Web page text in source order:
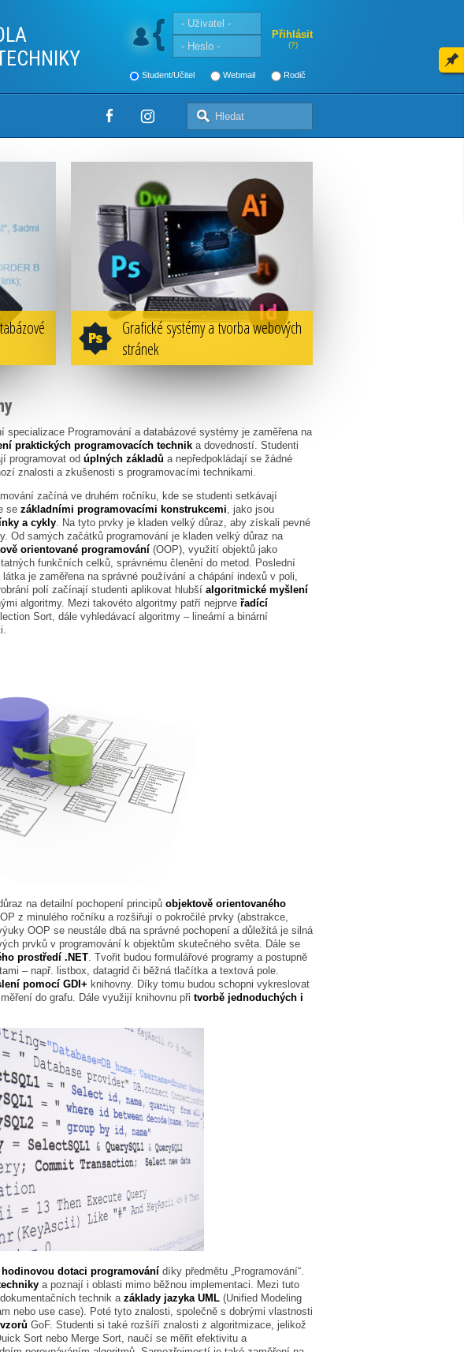
Přihlásit
(?)
Student/Učitel Webmail Rodič
Grafické systémy a tvorba webových
stránek
specializace Programování a databázové systémy je zaměřena na
praktických programovacích technik a dovedností. Studenti
programovat od úplných základů a nepředpokládají se žádné
znalosti a zkušenosti s programovacími technikami.
začíná ve druhém ročníku, kde se studenti setkávají
se základními programovacími konstrukcemi, jako jsou
a cykly. Na tyto prvky je kladen velký důraz, aby získali pevné
Od samých začátků programování je kladen velký důraz na
orientované programování (OOP), využití objektů jako
funkčních celků, správnému členění do metod. Poslední
látka je zaměřena na správné používání a chápání indexů v poli,
polí začínají studenti aplikovat hlubší algoritmické myšlení
algoritmy. Mezi takovéto algoritmy patří nejprve řadící
Sort, dále vyhledávací algoritmy – lineární a binární
na detailní pochopení principů objektově orientovaného
z minulého ročníku a rozšiřují o pokročilé prvky (abstrakce,
OOP se neustále dbá na správné pochopení a důležitá je silná
prvků v programování k objektům skutečného světa. Dále se
prostředí .NET. Tvořit budou formulářové programy a postupně
– např. listbox, datagrid či běžná tlačítka a textová pole.
pomocí GDI+ knihovny. Díky tomu budou schopni vykreslovat
do grafu. Dále využijí knihovnu při tvorbě jednoduchých i
dotaci programování díky předmětu „Programování“.
a poznají i oblasti mimo běžnou implementaci. Mezi tuto
technik a základy jazyka UML (Unified Modeling
nebo use case). Poté tyto znalosti, společně s dobrými vlastnosti
GoF. Studenti si také rozšíří znalosti z algoritmizace, jelikož
Sort nebo Merge Sort, naučí se měřit efektivitu a